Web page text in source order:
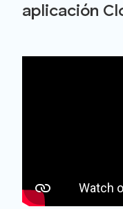
aplicación